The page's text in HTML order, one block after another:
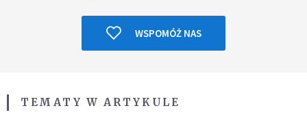
WSPOMÓŻ NAS
TEMATY W ARTYKULE